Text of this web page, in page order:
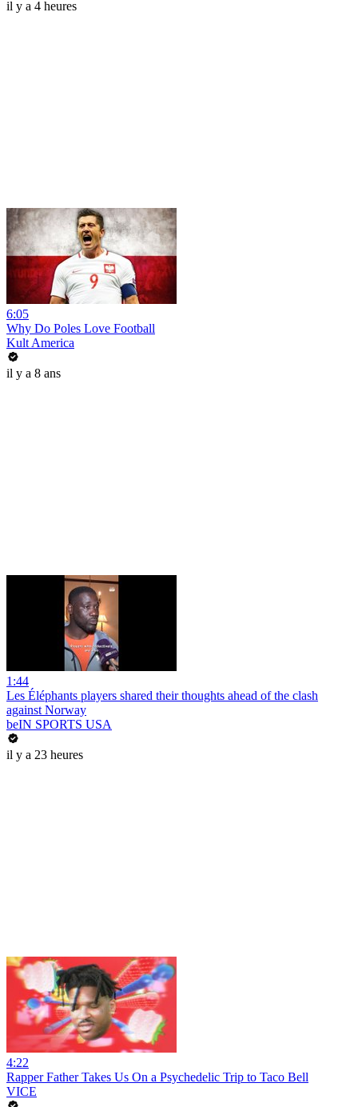
il y a 4 heures
6:05
Why Do Poles Love Football
Kult America
il y a 8 ans
1:44
Les Éléphants players shared their thoughts ahead of the clash
against Norway
beIN SPORTS USA
il y a 23 heures
4:22
Rapper Father Takes Us On a Psychedelic Trip to Taco Bell
VICE